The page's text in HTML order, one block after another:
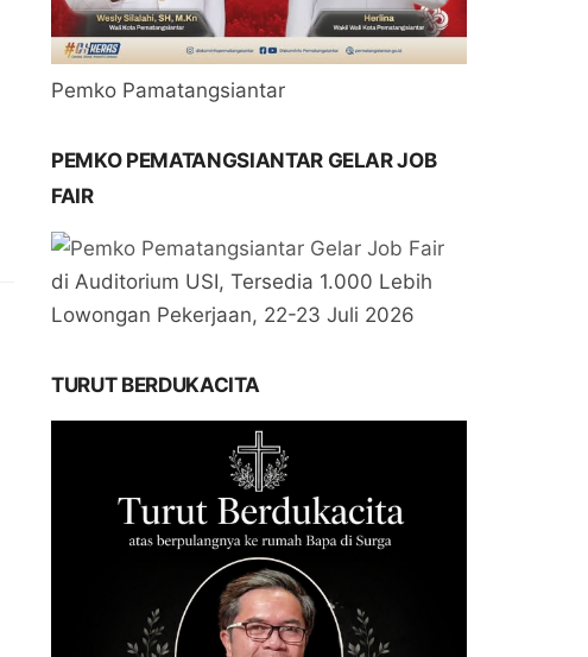
Pemko Pamatangsiantar
PEMKO PEMATANGSIANTAR GELAR JOB
FAIR
di Auditorium USI, Tersedia 1.000 Lebih
Lowongan Pekerjaan, 22-23 Juli 2026
TURUT BERDUKACITA